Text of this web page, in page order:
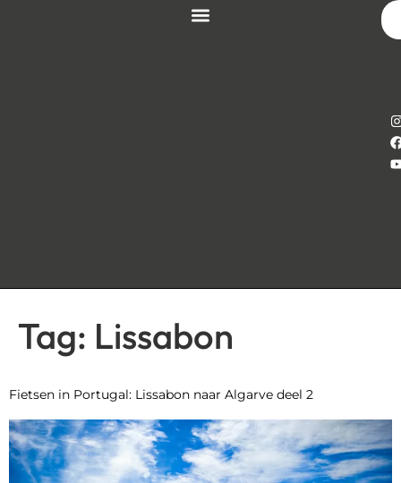
Tag: Lissabon
Fietsen in Portugal: Lissabon naar Algarve deel 2